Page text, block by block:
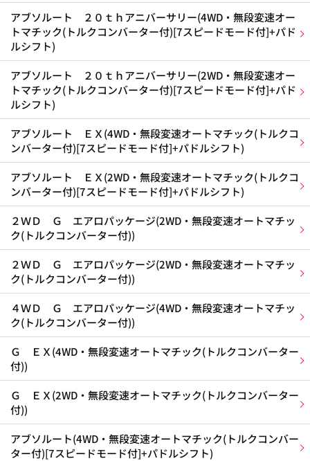
アブソルート ２０ｔｈアニバーサリー(4WD・無段変速オー
トマチック(トルクコンバーター付)[7スピードモード付]+パド
ルシフト)
アブソルート ２０ｔｈアニバーサリー(2WD・無段変速オー
トマチック(トルクコンバーター付)[7スピードモード付]+パド
ルシフト)
アブソルート ＥＸ(4WD・無段変速オートマチック(トルクコ
ンバーター付)[7スピードモード付]+パドルシフト)
アブソルート ＥＸ(2WD・無段変速オートマチック(トルクコ
ンバーター付)[7スピードモード付]+パドルシフト)
２ＷＤ Ｇ エアロパッケージ(2WD・無段変速オートマチッ
ク(トルクコンバーター付))
２ＷＤ Ｇ エアロパッケージ(2WD・無段変速オートマチッ
ク(トルクコンバーター付))
４ＷＤ Ｇ エアロパッケージ(4WD・無段変速オートマチッ
ク(トルクコンバーター付))
Ｇ ＥＸ(4WD・無段変速オートマチック(トルクコンバーター
付))
Ｇ ＥＸ(2WD・無段変速オートマチック(トルクコンバーター
付))
アブソルート(4WD・無段変速オートマチック(トルクコンバー
ター付)[7スピードモード付]+パドルシフト)